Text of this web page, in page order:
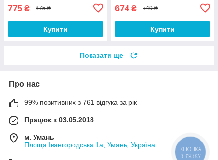
775 ₴ 875 ₴
Купити
674 ₴ 749 ₴
Купити
Показати ще
Про нас
99% позитивних з 761 відгука за рік
Працює з 03.05.2018
м. Умань
Площа Івангородська 1а, Умань, Україна
КНОПКА
ЗВ'ЯЗКУ